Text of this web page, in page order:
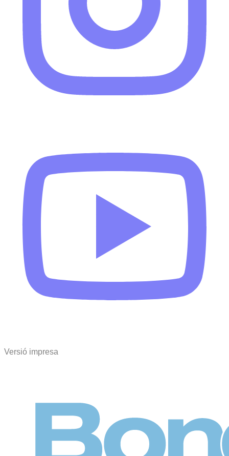
Versió impresa